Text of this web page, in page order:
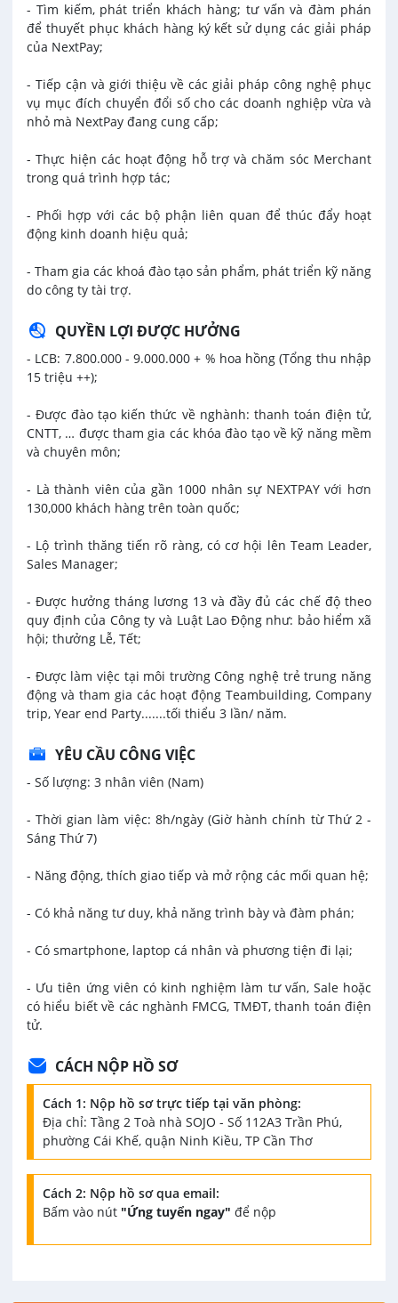
- Tìm kiếm, phát triển khách hàng; tư vấn và đàm phán
để thuyết phục khách hàng ký kết sử dụng các giải pháp
của NextPay;
- Tiếp cận và giới thiệu về các giải pháp công nghệ phục
vụ mục đích chuyển đổi số cho các doanh nghiệp vừa và
nhỏ mà NextPay đang cung cấp;
- Thực hiện các hoạt động hỗ trợ và chăm sóc Merchant
trong quá trình hợp tác;
- Phối hợp với các bộ phận liên quan để thúc đẩy hoạt
động kinh doanh hiệu quả;
- Tham gia các khoá đào tạo sản phẩm, phát triển kỹ năng
do công ty tài trợ.
QUYỀN LỢI ĐƯỢC HƯỞNG
- LCB: 7.800.000 - 9.000.000 + % hoa hồng (Tổng thu nhập
15 triệu ++);
- Được đào tạo kiến thức về nghành: thanh toán điện tử,
CNTT, … được tham gia các khóa đào tạo về kỹ năng mềm
và chuyên môn;
- Là thành viên của gần 1000 nhân sự NEXTPAY với hơn
130,000 khách hàng trên toàn quốc;
- Lộ trình thăng tiến rõ ràng, có cơ hội lên Team Leader,
Sales Manager;
- Được hưởng tháng lương 13 và đầy đủ các chế độ theo
quy định của Công ty và Luật Lao Động như: bảo hiểm xã
hội; thưởng Lễ, Tết;
- Được làm việc tại môi trường Công nghệ trẻ trung năng
động và tham gia các hoạt động Teambuilding, Company
trip, Year end Party.......tối thiểu 3 lần/ năm.
YÊU CẦU CÔNG VIỆC
- Số lượng: 3 nhân viên (Nam)
- Thời gian làm việc: 8h/ngày (Giờ hành chính từ Thứ 2 -
Sáng Thứ 7)
- Năng động, thích giao tiếp và mở rộng các mối quan hệ;
- Có khả năng tư duy, khả năng trình bày và đàm phán;
- Có smartphone, laptop cá nhân và phương tiện đi lại;
- Ưu tiên ứng viên có kinh nghiệm làm tư vấn, Sale hoặc
có hiểu biết về các nghành FMCG, TMĐT, thanh toán điện
tử.
CÁCH NỘP HỒ SƠ
Cách 1: Nộp hồ sơ trực tiếp tại văn phòng:
Địa chỉ: Tầng 2 Toà nhà SOJO - Số 112A3 Trần Phú,
phường Cái Khế, quận Ninh Kiều, TP Cần Thơ
Cách 2: Nộp hồ sơ qua email:
Bấm vào nút "Ứng tuyển ngay" để nộp